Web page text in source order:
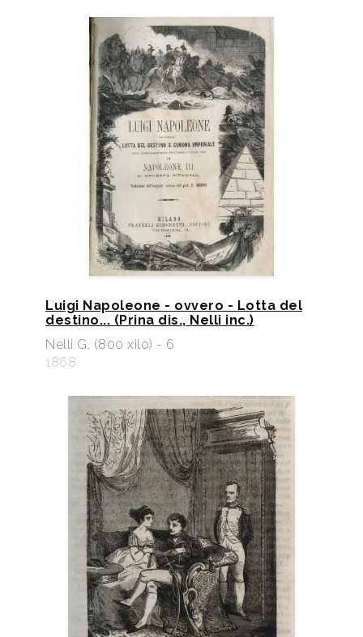
Luigi Napoleone - ovvero - Lotta del
destino... (Prina dis., Nelli inc.)
Nelli G. (800 xilo) - 6
1868